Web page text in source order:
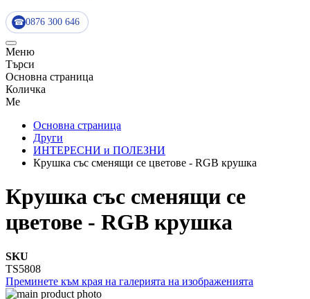
☎ 0876 300 646
Меню
Търси
Основна страница
Количка
Me
Основна страница
Други
ИНТЕРЕСНИ и ПОЛЕЗНИ
Крушка със сменящи се цветове - RGB крушка
Крушка със сменящи се
цветове - RGB крушка
SKU
TS5808
Преминете към края на галерията на изображенията